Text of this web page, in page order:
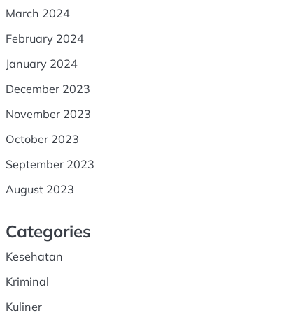
March 2024
February 2024
January 2024
December 2023
November 2023
October 2023
September 2023
August 2023
Categories
Kesehatan
Kriminal
Kuliner